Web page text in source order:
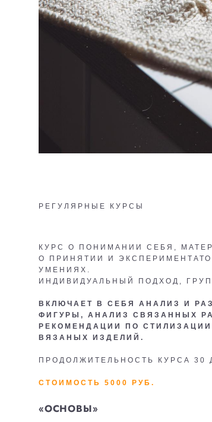
РЕГУЛЯРНЫЕ КУРСЫ
КУРС О ПОНИМАНИИ СЕБЯ,
О ПРИНЯТИИ И
УМЕНИЯХ.
ИНДИВИДУАЛЬНЫЙ ПОДХОД,
ВКЛЮЧАЕТ В СЕБЯ АНАЛИЗ И
ФИГУРЫ, АНАЛИЗ СВЯЗАННЫХ
РЕКОМЕНДАЦИИ ПО
ВЯЗАНЫХ ИЗДЕЛИЙ.
ПРОДОЛЖИТЕЛЬНОСТЬ КУРСА 30
СТОИМОСТЬ 5000 РУБ.
«ОСНОВЫ»